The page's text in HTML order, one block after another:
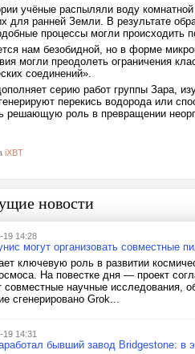
учёные распыляли воду
для ранней Земли. В результате
процессы могли происходить
нам безобидной, но в форме
могли преодолеть ограничения
соединений».
серию работ группы Зара,
перекись водорода или
решающую роль в превращении
iXBT
новости
19 14:28
могут организовать совместные
ключевую роль в развитии
На повестке дня — проект
совместные научные исследования,
сгенерировано Grok...
19 14:31
бывший завод Bridgestone: в